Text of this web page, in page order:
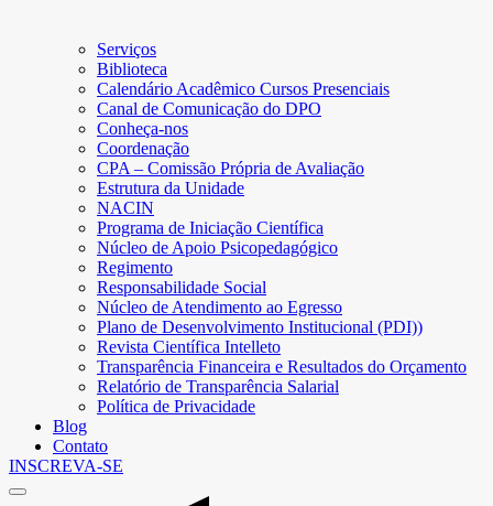
Serviços
Biblioteca
Calendário Acadêmico Cursos Presenciais
Canal de Comunicação do DPO
Conheça-nos
Coordenação
CPA – Comissão Própria de Avaliação
Estrutura da Unidade
NACIN
Programa de Iniciação Científica
Núcleo de Apoio Psicopedagógico
Regimento
Responsabilidade Social
Núcleo de Atendimento ao Egresso
Plano de Desenvolvimento Institucional (PDI))
Revista Científica Intelleto
Transparência Financeira e Resultados do Orçamento
Relatório de Transparência Salarial
Política de Privacidade
Blog
Contato
INSCREVA-SE